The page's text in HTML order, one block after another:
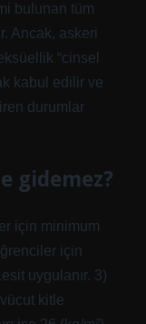
bulunan tüm
Ancak, askeri
“cinsel
kabul edilir ve
durumlar
gidemez?
için minimum
için
uygulanır. 3)
kitle